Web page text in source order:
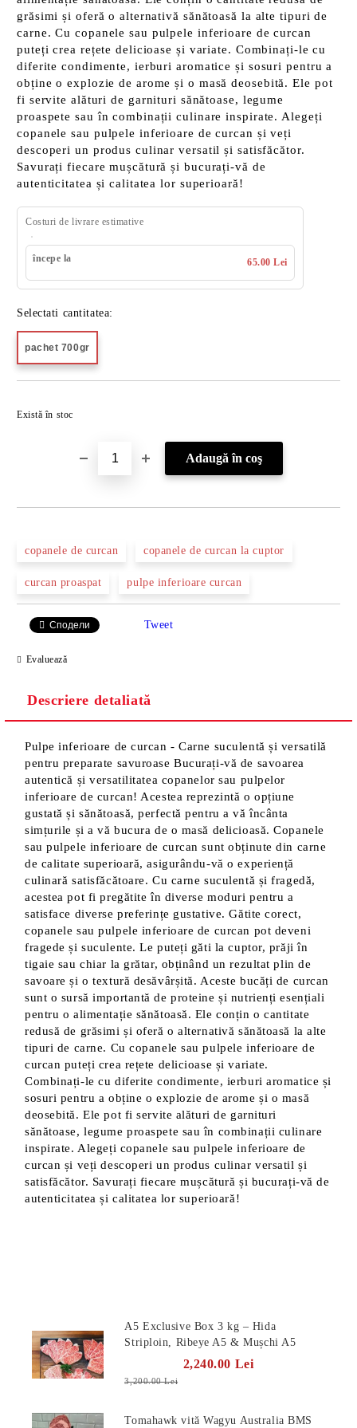
grăsimi și oferă o alternativă sănătoasă la alte tipuri de
carne. Cu copanele sau pulpele inferioare de curcan
puteți crea rețete delicioase și variate. Combinați-le cu
diferite condimente, ierburi aromatice și sosuri pentru a
obține o explozie de arome și o masă deosebită. Ele pot
fi servite alături de garnituri sănătoase, legume
proaspete sau în combinații culinare inspirate. Alegeți
copanele sau pulpele inferioare de curcan și veți
descoperi un produs culinar versatil și satisfăcător.
Savurați fiecare mușcătură și bucurați-vă de
autenticitatea și calitatea lor superioară!
Costuri de livrare estimative
începe la 65.00 Lei
Selectati cantitatea:
pachet 700gr
Există în stoc
copanele de curcan copanele de curcan la cuptor
curcan proaspat pulpe inferioare curcan
Сподели Tweet
Evaluează
Descriere detaliată
Pulpe inferioare de curcan - Carne suculentă și versatilă
pentru preparate savuroase Bucurați-vă de savoarea
autentică și versatilitatea copanelor sau pulpelor
inferioare de curcan! Acestea reprezintă o opțiune
gustată și sănătoasă, perfectă pentru a vă încânta
simțurile și a vă bucura de o masă delicioasă. Copanele
sau pulpele inferioare de curcan sunt obținute din carne
de calitate superioară, asigurându-vă o experiență
culinară satisfăcătoare. Cu carne suculentă și fragedă,
acestea pot fi pregătite în diverse moduri pentru a
satisface diverse preferințe gustative. Gătite corect,
copanele sau pulpele inferioare de curcan pot deveni
fragede și suculente. Le puteți găti la cuptor, prăji în
tigaie sau chiar la grătar, obținând un rezultat plin de
savoare și o textură desăvârșită. Aceste bucăți de curcan
sunt o sursă importantă de proteine și nutrienți esențiali
pentru o alimentație sănătoasă. Ele conțin o cantitate
redusă de grăsimi și oferă o alternativă sănătoasă la alte
tipuri de carne. Cu copanele sau pulpele inferioare de
curcan puteți crea rețete delicioase și variate.
Combinați-le cu diferite condimente, ierburi aromatice și
sosuri pentru a obține o explozie de arome și o masă
deosebită. Ele pot fi servite alături de garnituri
sănătoase, legume proaspete sau în combinații culinare
inspirate. Alegeți copanele sau pulpele inferioare de
curcan și veți descoperi un produs culinar versatil și
satisfăcător. Savurați fiecare mușcătură și bucurați-vă de
autenticitatea și calitatea lor superioară!
A5 Exclusive Box 3 kg – Hida
Striploin, Ribeye A5 & Mușchi A5
2,240.00 Lei
3,200.00 Lei
Tomahawk vită Wagyu Australia BMS